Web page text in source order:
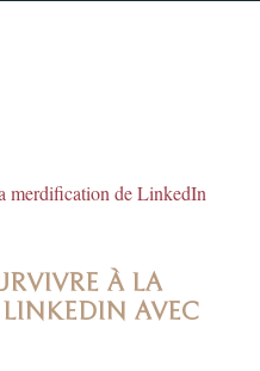
À LA
AVEC